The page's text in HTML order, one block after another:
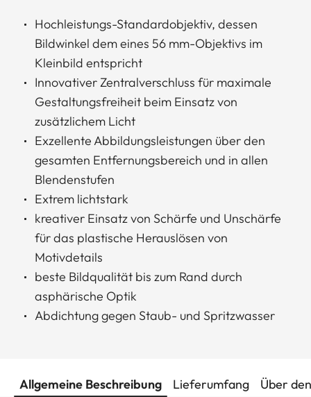
Hochleistungs-Standardobjektiv, dessen
Bildwinkel dem eines 56 mm-Objektivs im
Kleinbild entspricht
Innovativer Zentralverschluss für maximale
Gestaltungsfreiheit beim Einsatz von
zusätzlichem Licht
Exzellente Abbildungsleistungen über den
gesamten Entfernungsbereich und in allen
Blendenstufen
Extrem lichtstark
kreativer Einsatz von Schärfe und Unschärfe
für das plastische Herauslösen von
Motivdetails
beste Bildqualität bis zum Rand durch
asphärische Optik
Abdichtung gegen Staub- und Spritzwasser
Allgemeine Beschreibung Lieferumfang Über